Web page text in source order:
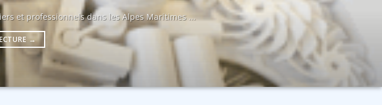
et professionnels dans les Alpes Maritimes ...
→